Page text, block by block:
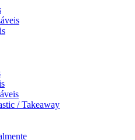
/ Takeaway